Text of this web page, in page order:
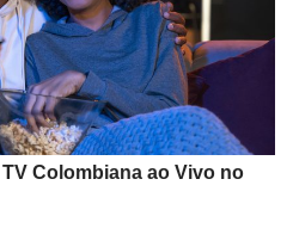
Colombiana ao Vivo no